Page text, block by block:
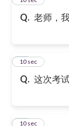
Q. 老师，我
Q. 这次考试
10
10 sec
11
10 sec